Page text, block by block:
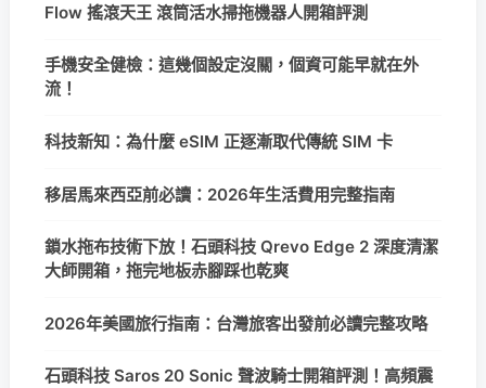
Flow 搖滾天王 滾筒活水掃拖機器人開箱評測
手機安全健檢：這幾個設定沒關，個資可能早就在外
流！
科技新知：為什麼 eSIM 正逐漸取代傳統 SIM 卡
移居馬來西亞前必讀：2026年生活費用完整指南
鎖水拖布技術下放！石頭科技 Qrevo Edge 2 深度清潔
大師開箱，拖完地板赤腳踩也乾爽
2026年美國旅行指南：台灣旅客出發前必讀完整攻略
石頭科技 Saros 20 Sonic 聲波騎士開箱評測！高頻震